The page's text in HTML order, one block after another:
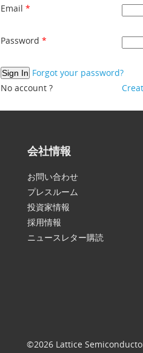
Email
Password
Forgot your password?
No account ?
会社情報
お問い合わせ
プレスルーム
投資家情報
採用情報
ニュースレター購読
©2026 Lattice